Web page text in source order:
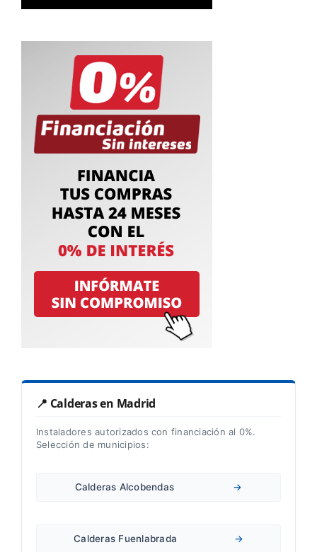
📍 Calderas en Madrid
Instaladores autorizados con financiación al 0%.
Selección de municipios:
Calderas Alcobendas →
Calderas Fuenlabrada →